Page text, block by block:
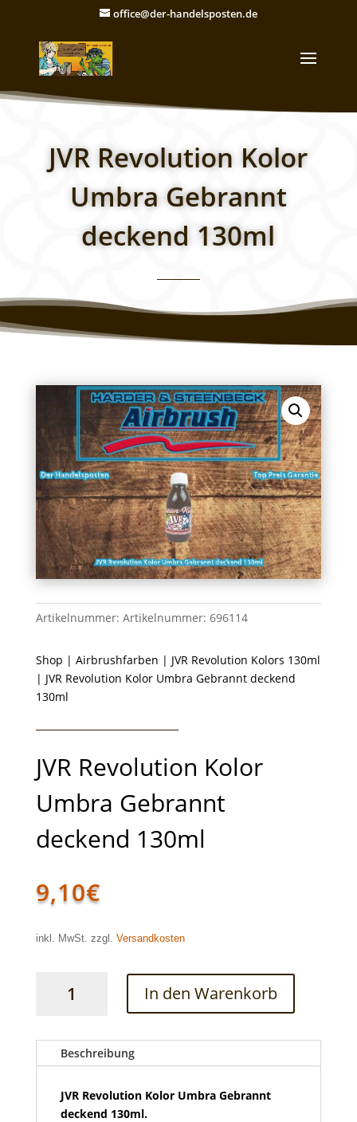
office@der-handelsposten.de
JVR Revolution Kolor
Umbra Gebrannt
deckend 130ml
Artikelnummer: Artikelnummer: 696114
Shop | Airbrushfarben | JVR Revolution Kolors 130ml
| JVR Revolution Kolor Umbra Gebrannt deckend
130ml
JVR Revolution Kolor
Umbra Gebrannt
deckend 130ml
9,10€
inkl. MwSt. zzgl. Versandkosten
Revolution
Gebrannt
deckend
130ml
Menge
In den Warenkorb
Beschreibung
JVR Revolution Kolor Umbra Gebrannt
deckend 130ml.